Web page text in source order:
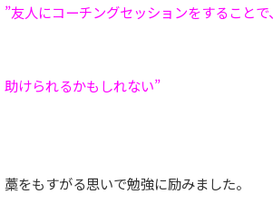
”友人にコーチングセッションをすることで、
助けられるかもしれない”
藁をもすがる思いで勉強に励みました。